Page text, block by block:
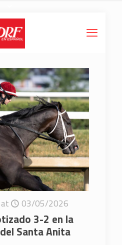
at 03/05/2026
3-2 en la
Santa Anita